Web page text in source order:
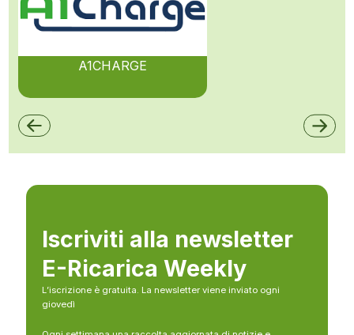
A1CHARGE
Iscriviti alla newsletter
E-Ricarica Weekly
L’iscrizione è gratuita. La newsletter viene inviato ogni
giovedì